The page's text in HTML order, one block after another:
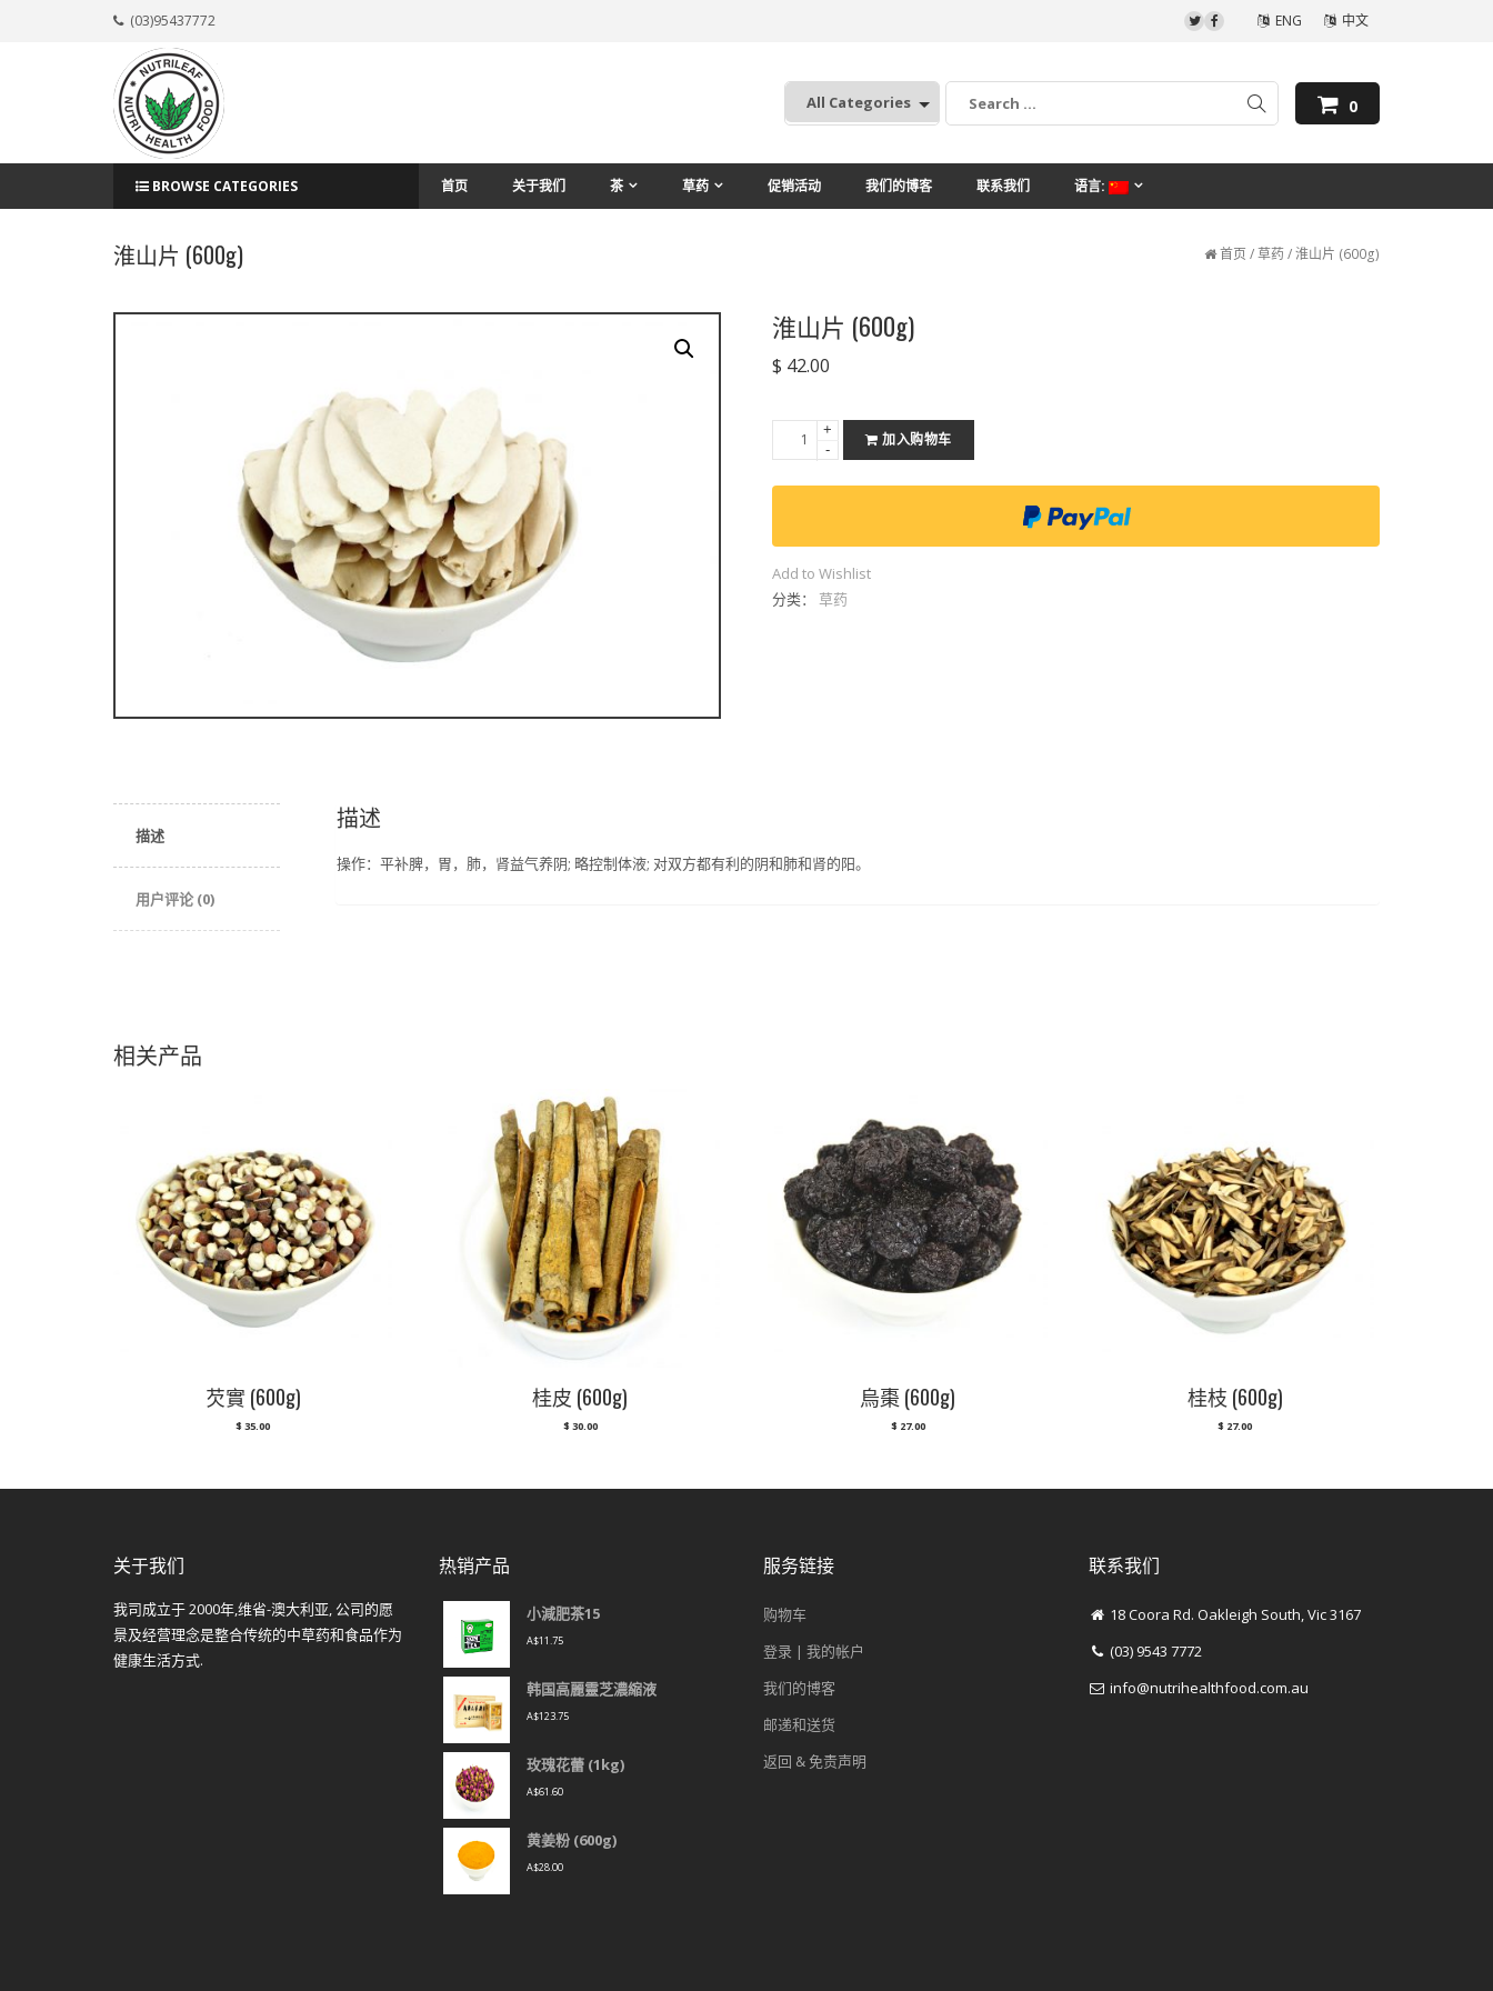
(03)95437772 ENG 中文
:
0
BROWSE CATEGORIES 首页 关于我们 茶 草药 促销活动 我们的博客 联系我们 语言:
淮山片 (600g) 首页 /草药/ 淮山片 (600g)
淮山片 (600g)
$ 42.00
山
片
+
-
加入购物车
Add to Wishlist
分类： 草药
描述
用户评论 (0)
描述
操作：平补脾，胃，肺，肾益气养阴; 略控制体液; 对双方都有利的阴和肺和肾的阳。
相关产品
芡實 (600g)
$35.00
桂皮 (600g)
$30.00
烏棗 (600g)
$27.00
桂枝 (600g)
$ 27.00
关于我们
我司成立于 2000年,维省-澳大利亚, 公司的愿
景及经营理念是整合传统的中草药和食品作为
健康生活方式.
热销产品
小減肥茶15
A$11.75
韩国高麗靈芝濃縮液
A$123.75
玫瑰花蕾 (1kg)
A$61.60
黄姜粉 (600g)
A$28.00
服务链接
购物车
登录 | 我的帐户
我们的博客
邮递和送货
返回 & 免责声明
联系我们
18 Coora Rd. Oakleigh South, Vic 3167
(03) 9543 7772
info@nutrihealthfood.com.au